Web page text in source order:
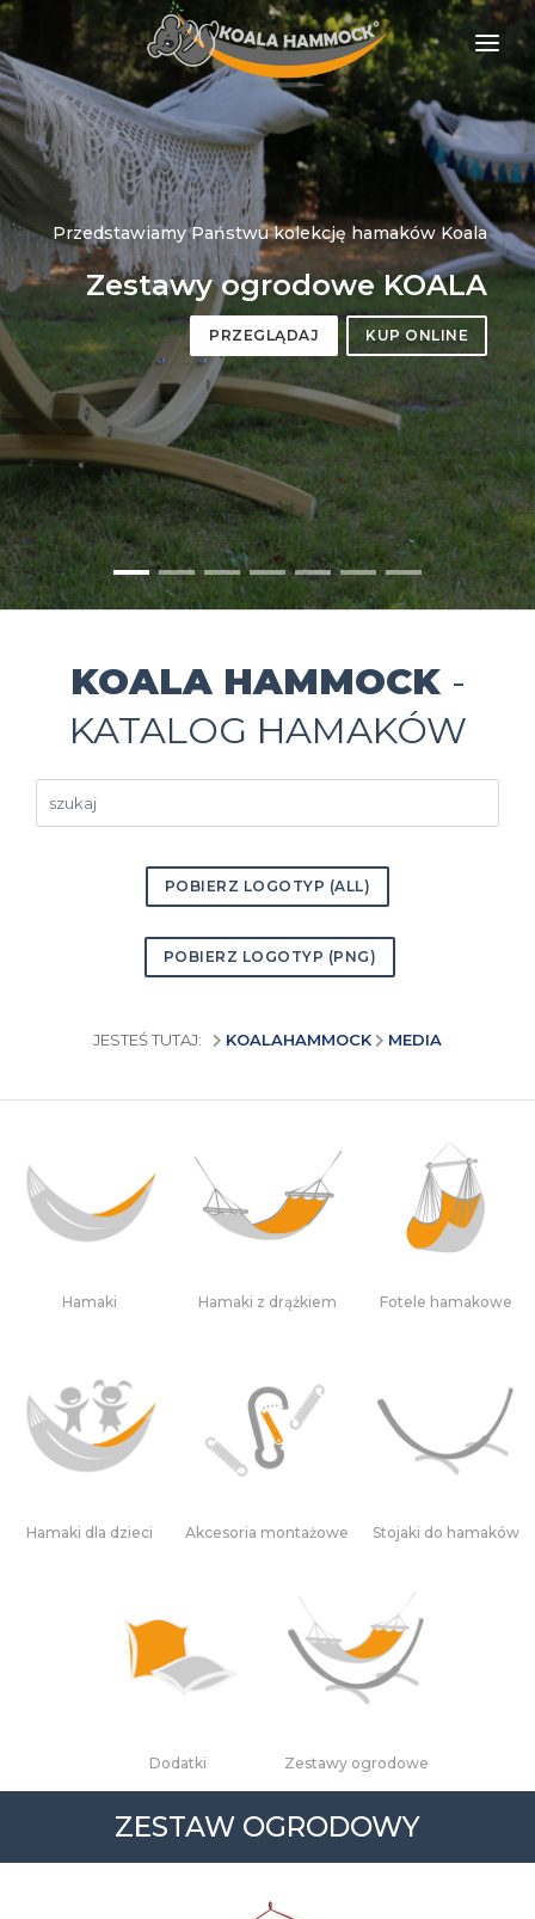
O NAS
OFERTA
GDZIE KUPIĆ
ZOSTAŃ DYSTRYBUTOREM
MEDIA
KONTAKT
PL
KOALA HAMMOCK -
KATALOG HAMAKÓW
POBIERZ LOGOTYP (ALL)
POBIERZ LOGOTYP (PNG)
JESTEŚ TUTAJ: KOALAHAMMOCK MEDIA
Hamaki Hamaki z drążkiem Fotele hamakowe
Hamaki dla dzieci Akcesoria montażowe Stojaki do hamaków
Dodatki Zestawy ogrodowe
ZESTAW OGRODOWY